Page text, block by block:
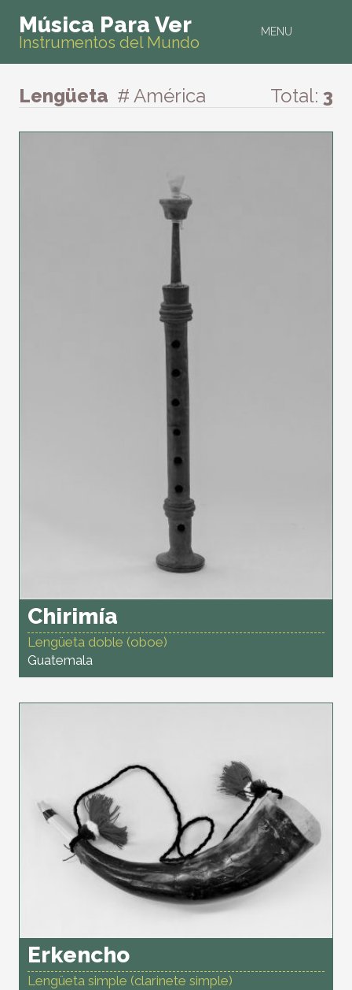
MENU
Música Para Ver
Instrumentos del Mundo
Lengüeta # América Total: 3
Chirimía
Lengüeta doble (oboe)
Guatemala
Erkencho
Lengüeta simple (clarinete simple)